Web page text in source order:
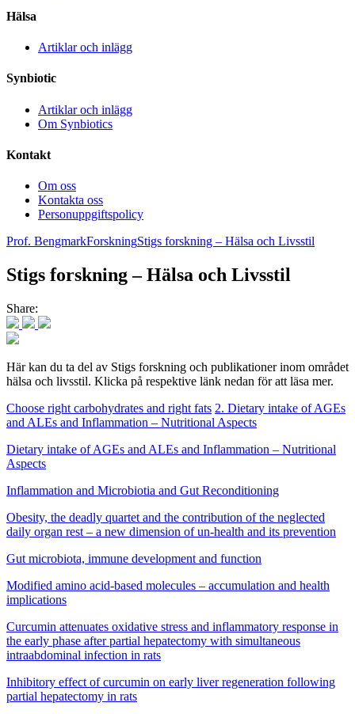
Hälsa
Artiklar och inlägg
Synbiotic
Artiklar och inlägg
Om Synbiotics
Kontakt
Om oss
Kontakta oss
Personuppgiftspolicy
Prof. BengmarkForskningStigs forskning – Hälsa och Livsstil
Stigs forskning – Hälsa och Livsstil
Share:
Här kan du ta del av Stigs forskning och publikationer inom området
hälsa och livsstil. Klicka på respektive länk nedan för att läsa mer.
Choose right carbohydrates and right fats 2. Dietary intake of AGEs
and ALEs and Inflammation – Nutritional Aspects
Dietary intake of AGEs and ALEs and Inflammation – Nutritional
Aspects
Inflammation and Microbiotia and Gut Reconditioning
Obesity, the deadly quartet and the contribution of the neglected
daily organ rest – a new dimension of un-health and its prevention
Gut microbiota, immune development and function
Modified amino acid-based molecules – accumulation and health
implications
Curcumin attenuates oxidative stress and inflammatory response in
the early phase after partial hepatectomy with simultaneous
intraabdominal infection in rats
Inhibitory effect of curcumin on early liver regeneration following
partial hepatectomy in rats